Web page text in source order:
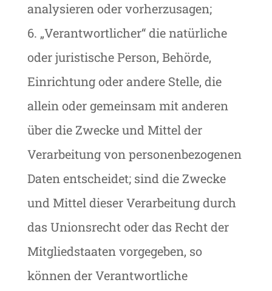
analysieren oder vorherzusagen;
6. „Verantwortlicher“ die natürliche
oder juristische Person, Behörde,
Einrichtung oder andere Stelle, die
allein oder gemeinsam mit anderen
über die Zwecke und Mittel der
Verarbeitung von personenbezogenen
Daten entscheidet; sind die Zwecke
und Mittel dieser Verarbeitung durch
das Unionsrecht oder das Recht der
Mitgliedstaaten vorgegeben, so
können der Verantwortliche